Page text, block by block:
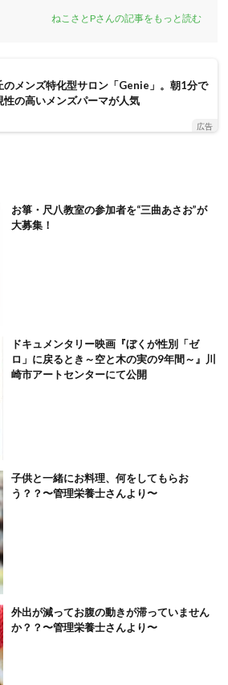
ねこさとPさんの記事をもっと読む
のメンズ特化型サロン「Genie」。朝1分で
性の高いメンズパーマが人気
広告
お箏・尺八教室の参加者を“三曲あさお”が
大募集！
ドキュメンタリー映画『ぼくが性別「ゼ
ロ」に戻るとき～空と木の実の9年間～』川
崎市アートセンターにて公開
子供と一緒にお料理、何をしてもらお
う？？〜管理栄養士さんより〜
外出が減ってお腹の動きが滞っていません
か？？〜管理栄養士さんより〜